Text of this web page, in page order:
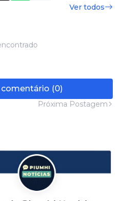
Ver todos
(0)
Próxima Postagem